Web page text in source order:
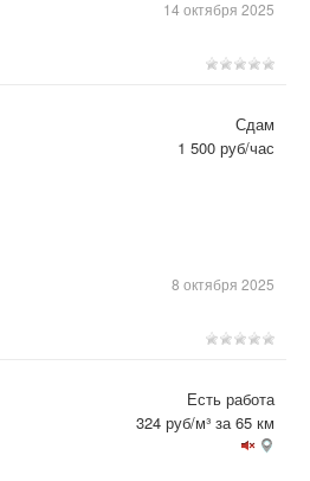
14 октября 2025
8 октября 2025
Сдам
1 500 руб/час
Есть работа
324 руб/м³ за 65 км